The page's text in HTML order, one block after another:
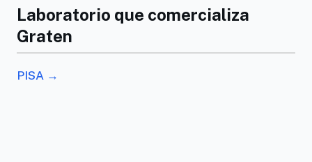
Laboratorio que comercializa
Graten
PISA →